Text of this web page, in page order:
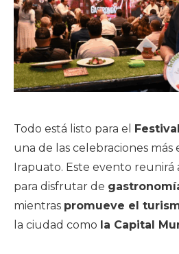
Todo está listo para el
una de las celebraciones más
Irapuato. Este evento reunirá
para disfrutar de
mientras promueve el
la ciudad como la Capital